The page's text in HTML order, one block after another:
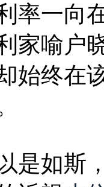
率一向
家喻户
始终在
是如斯